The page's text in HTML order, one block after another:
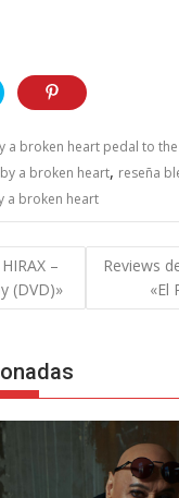
a broken heart pedal to
a broken heart, reseña
a broken heart
–
(DVD)»
Reviews
«El